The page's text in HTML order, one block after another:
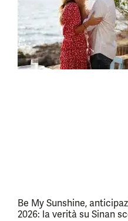
Be My Sunshine,
2026: la verità su Sinan